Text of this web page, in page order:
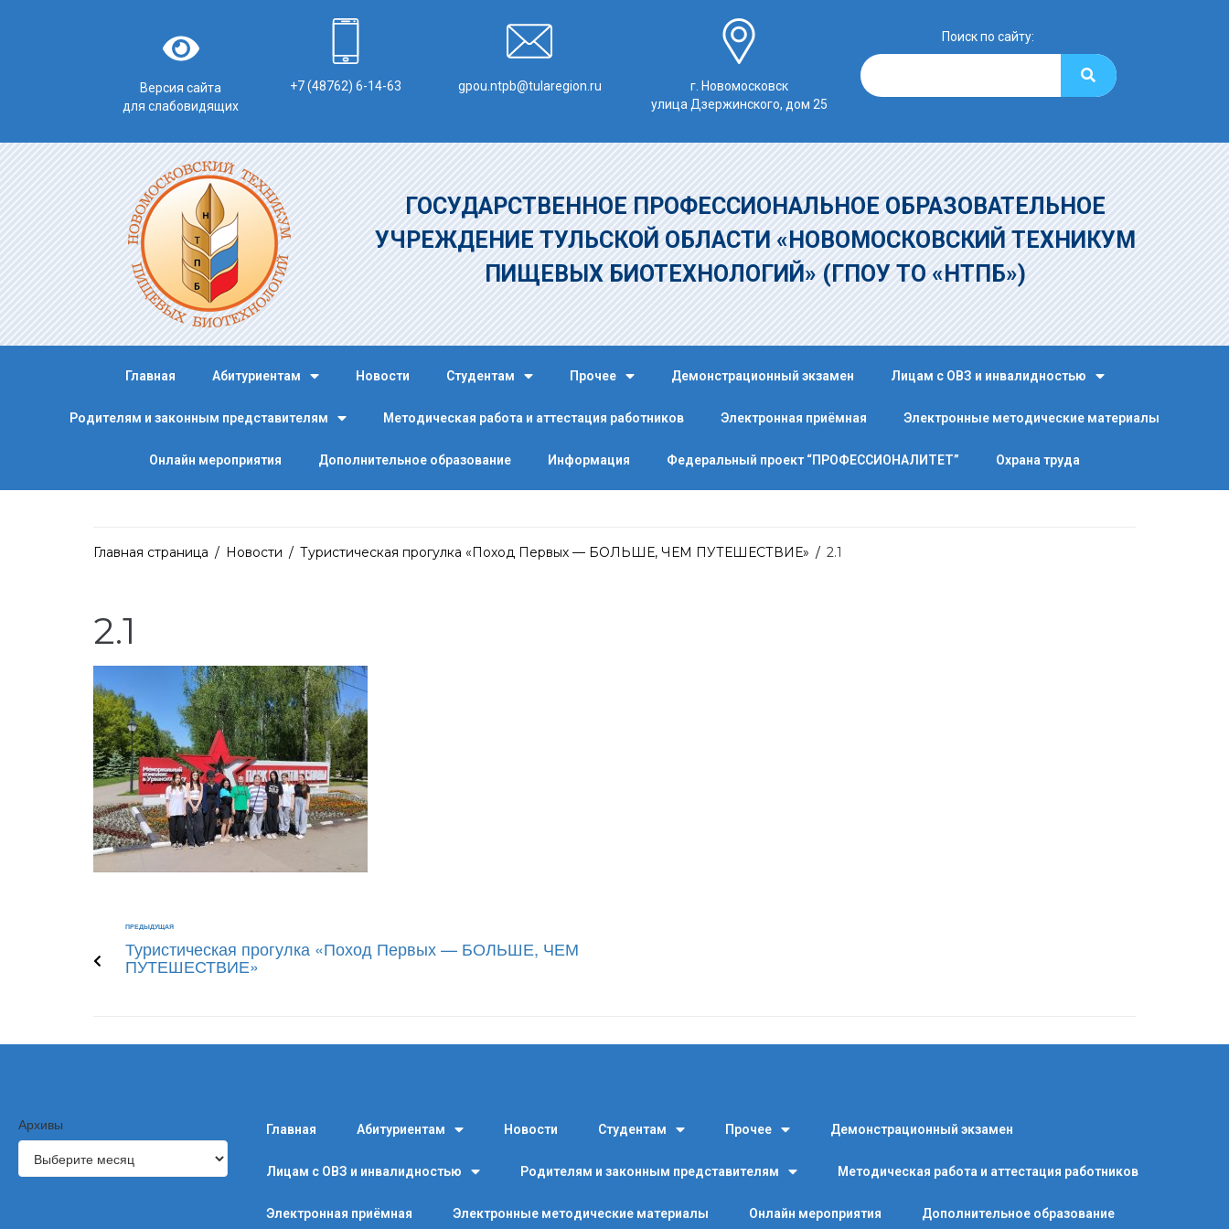
Версия сайта
для слабовидящих
+7 (48762) 6-14-63 gpou.ntpb@tularegion.ru
г. Новомосковск
улица Дзержинского, дом 25
Поиск по сайту:
ГОСУДАРСТВЕННОЕ ПРОФЕССИОНАЛЬНОЕ ОБРАЗОВАТЕЛЬНОЕ
УЧРЕЖДЕНИЕ ТУЛЬСКОЙ ОБЛАСТИ «НОВОМОСКОВСКИЙ ТЕХНИКУМ
ПИЩЕВЫХ БИОТЕХНОЛОГИЙ» (ГПОУ ТО «НТПБ»)
Главная Абитуриентам Новости Студентам Прочее Демонстрационный экзамен Лицам с ОВЗ и инвалидностью
Родителям и законным представителям Методическая работа и аттестация работников Электронная приёмная Электронные методические материалы
Онлайн мероприятия Дополнительное образование Информация Федеральный проект “ПРОФЕССИОНАЛИТЕТ” Охрана труда
Главная страница / Новости / Туристическая прогулка «Поход Первых — БОЛЬШЕ, ЧЕМ ПУТЕШЕСТВИЕ» / 2.1
2.1
ПРЕДЫДУЩАЯ
Туристическая прогулка «Поход Первых — БОЛЬШЕ, ЧЕМ
ПУТЕШЕСТВИЕ»
Архивы Главная Абитуриентам Новости Студентам Прочее Демонстрационный экзамен
Лицам с ОВЗ и инвалидностью Родителям и законным представителям Методическая работа и аттестация работников
Электронная приёмная Электронные методические материалы Онлайн мероприятия Дополнительное образование